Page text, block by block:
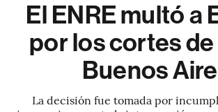
El ENRE multó a
por los cortes de
Buenos
La decisión fue tomada por